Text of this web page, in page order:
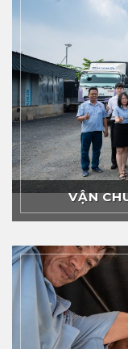
VẬN